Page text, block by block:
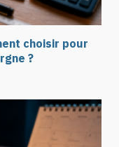
choisir pour
?